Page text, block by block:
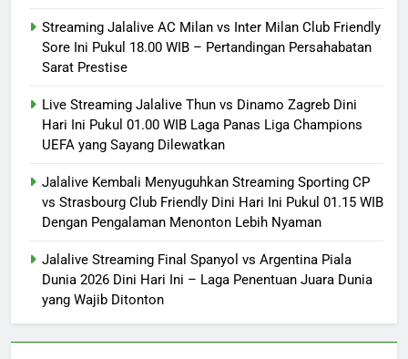
Streaming Jalalive AC Milan vs Inter Milan Club Friendly
Sore Ini Pukul 18.00 WIB – Pertandingan Persahabatan
Sarat Prestise
Live Streaming Jalalive Thun vs Dinamo Zagreb Dini
Hari Ini Pukul 01.00 WIB Laga Panas Liga Champions
UEFA yang Sayang Dilewatkan
Jalalive Kembali Menyuguhkan Streaming Sporting CP
vs Strasbourg Club Friendly Dini Hari Ini Pukul 01.15 WIB
Dengan Pengalaman Menonton Lebih Nyaman
Jalalive Streaming Final Spanyol vs Argentina Piala
Dunia 2026 Dini Hari Ini – Laga Penentuan Juara Dunia
yang Wajib Ditonton